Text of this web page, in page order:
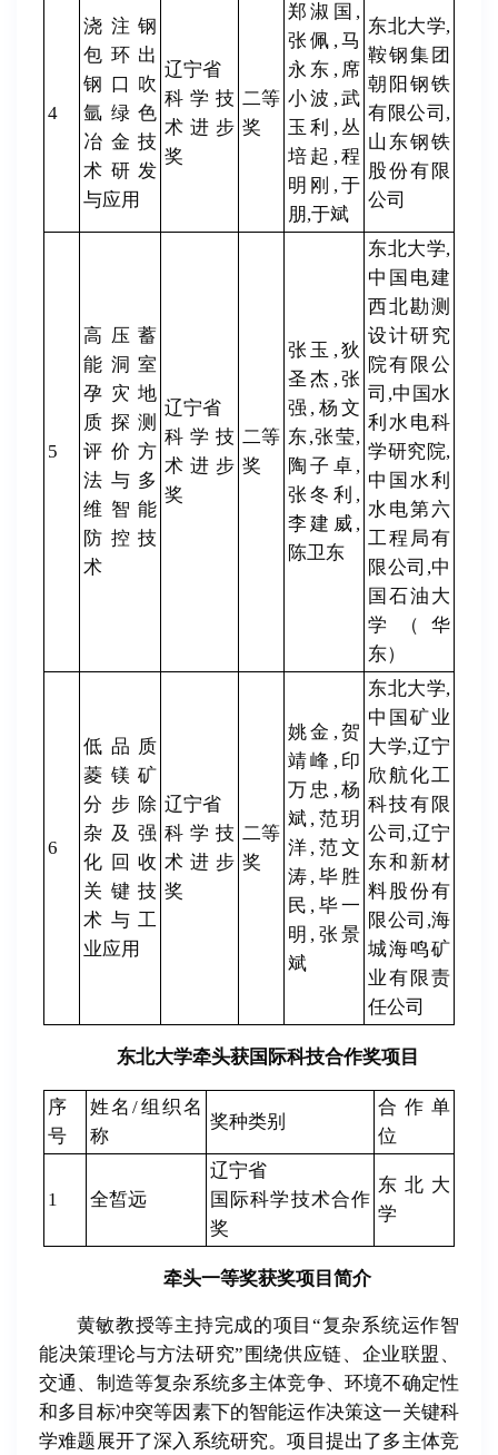
4
浇注钢
包环出
钢口吹
氩绿色
冶金技
术研发
与应用
辽宁省
科学技
术进步
奖
二等
奖
郑淑国,
张佩,马
永东,席
小波,武
玉利,丛
培起,程
明刚,于
朋,于斌
东北大学,
鞍钢集团
朝阳钢铁
有限公司,
山东钢铁
股份有限
公司
5
高压蓄
能洞室
孕灾地
质探测
评价方
法与多
维智能
防控技
术
辽宁省
科学技
术进步
奖
二等
奖
张玉,狄
圣杰,张
强,杨文
东,张莹,
陶子卓,
张冬利,
李建威,
陈卫东
东北大学,
中国电建
西北勘测
设计研究
院有限公
司,中国水
利水电科
学研究院,
中国水利
水电第六
工程局有
限公司,中
国石油大
学（华
东）
6
低品质
菱镁矿
分步除
杂及强
化回收
关键技
术与工
业应用
辽宁省
科学技
术进步
奖
二等
奖
姚金,贺
靖峰,印
万忠,杨
斌,范玥
洋,范文
涛,毕胜
民,毕一
明,张景
斌
东北大学,
中国矿业
大学,辽宁
欣航化工
科技有限
公司,辽宁
东和新材
料股份有
限公司,海
城海鸣矿
业有限责
任公司
东北大学牵头获国际科技合作奖项目
序
号
姓名/组织名
称
奖种类别
合作单
位
1 全皙远
辽宁省
国际科学技术合作
奖
东北大
学
牵头一等奖获奖项目简介
黄敏教授等主持完成的项目“复杂系统运作智
能决策理论与方法研究”围绕供应链、企业联盟、
交通、制造等复杂系统多主体竞争、环境不确定性
和多目标冲突等因素下的智能运作决策这一关键科
学难题展开了深入系统研究。项目提出了多主体竞